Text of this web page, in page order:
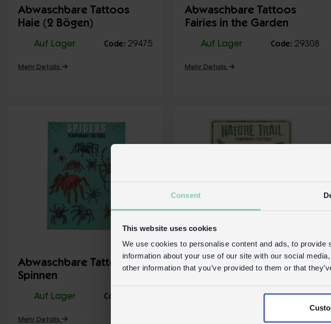
Consent
This website uses cookies
We use cookies to personalise content and ads, to
information about your use of our site with our social
other information that you’ve provided to them or that
Abwaschbare Tattoos
Haie (2 Bögen)
Auf Lager Code: 29475
Mehr Details
Abwaschbare Tattoos
Fairies in the Garden
Auf Lager Code: 29308
Mehr Details
Abwaschbare Tattoos -
Spinnen
Auf Lager Code:
Mehr Details
Abwaschbare Tattoos
Code: 29782